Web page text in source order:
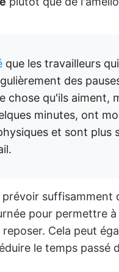
que les travailleurs qui
des
chose qu'ils aiment,
minutes, ont
et sont plus
prévoir suffisamment
pour permettre
reposer. Cela peut
le temps passé